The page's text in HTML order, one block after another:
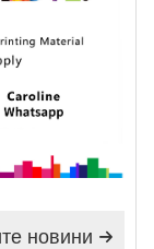

новини